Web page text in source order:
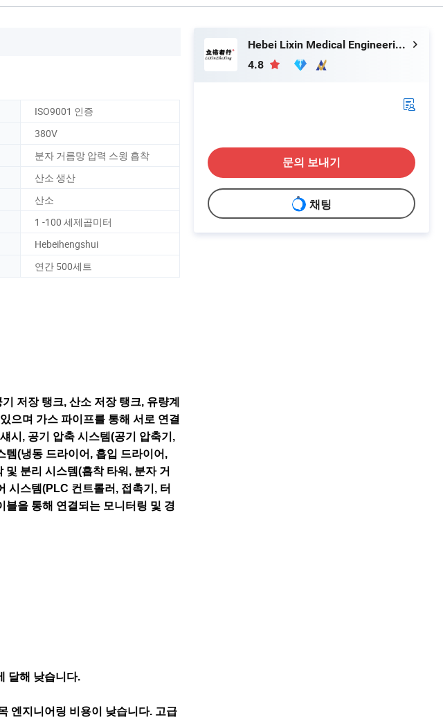
ISO9001 인증
380V
분자 거름망 압력 스윙 흡착
산소 생산
산소
1 -100 세제곱미터
Hebeihengshui
연간 500세트
저장 탱크, 산소 저장 탱크, 유량계
으며 가스 파이프를 통해 서로 연결
시, 공기 압축 시스템(공기 압축기,
템(냉동 드라이어, 흡입 드라이어,
및 분리 시스템(흡착 타워, 분자 거
시스템(PLC 컨트롤러, 접촉기, 터
블을 통해 연결되는 모니터링 및 경
달해 낮습니다.
엔지니어링 비용이 낮습니다. 고급
Hebei Lixin Medical Engineering Co., Ltd
4.8
문의 보내기
채팅